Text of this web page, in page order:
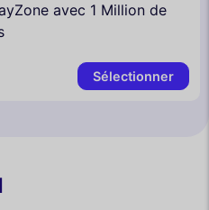
avec 1 Million de
Sélectionner